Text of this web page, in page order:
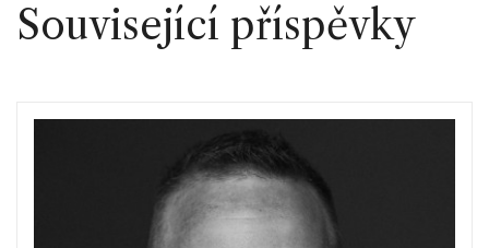
Související příspěvky